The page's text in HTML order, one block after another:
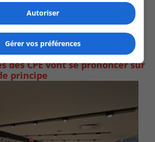
15h38
des CPE vont se prononcer sur
principe
Autoriser
Gérer vos préférences